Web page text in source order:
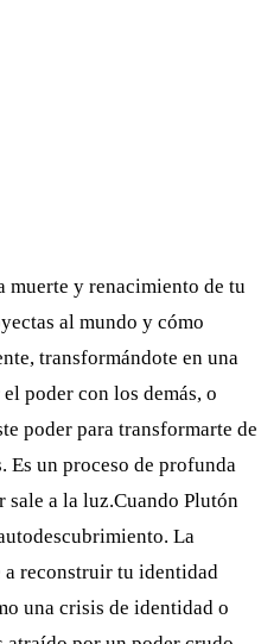
muerte y renacimiento de tu
al mundo y cómo
transformándote en una
poder con los demás, o
poder para transformarte de
Es un proceso de profunda
a la luz.Cuando Plutón
La
a reconstruir tu identidad
una crisis de identidad o